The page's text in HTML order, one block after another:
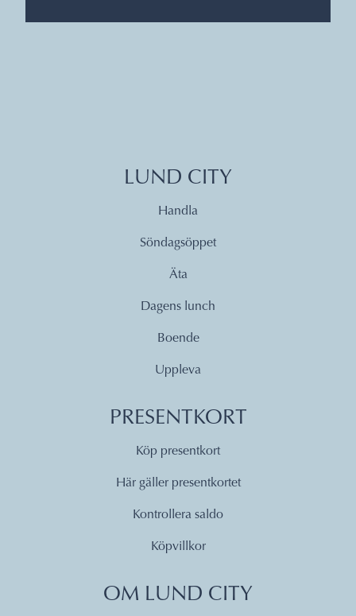
LUND CITY
Handla
Söndagsöppet
Äta
Dagens lunch
Boende
Uppleva
PRESENTKORT
Köp presentkort
Här gäller presentkortet
Kontrollera saldo
Köpvillkor
OM LUND CITY